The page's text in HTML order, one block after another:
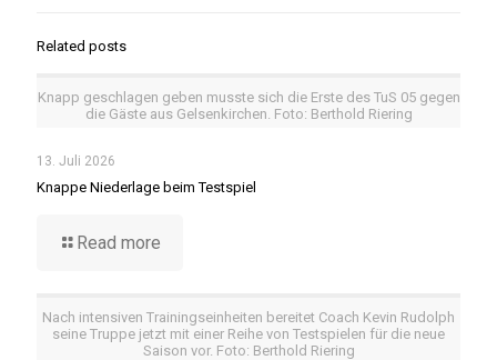
Related posts
Knapp geschlagen geben musste sich die Erste des TuS 05 gegen
die Gäste aus Gelsenkirchen. Foto: Berthold Riering
13. Juli 2026
Knappe Niederlage beim Testspiel
Read more
Nach intensiven Trainingseinheiten bereitet Coach Kevin Rudolph
seine Truppe jetzt mit einer Reihe von Testspielen für die neue
Saison vor. Foto: Berthold Riering